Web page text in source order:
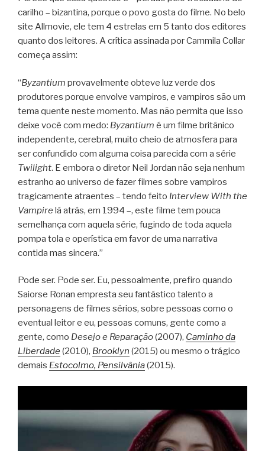
carilho – bizantina, porque o povo gosta do filme. No belo
site Allmovie, ele tem 4 estrelas em 5 tanto dos editores
quanto dos leitores. A crítica assinada por Cammila Collar
começa assim:
“Byzantium provavelmente obteve luz verde dos
produtores porque envolve vampiros, e vampiros são um
tema quente neste momento. Mas não permita que isso
deixe você com medo: Byzantium é um filme britânico
independente, cerebral, muito cheio de atmosfera para
ser confundido com alguma coisa parecida com a série
Twilight. E embora o diretor Neil Jordan não seja nenhum
estranho ao universo de fazer filmes sobre vampiros
tragicamente atraentes – tendo feito Interview With the
Vampire lá atrás, em 1994 –, este filme tem pouca
semelhança com aquela série, fugindo de toda aquela
pompa tola e operística em favor de uma narrativa
contida mas sincera.”
Pode ser. Pode ser. Eu, pessoalmente, prefiro quando
Saiorse Ronan empresta seu fantástico talento a
personagens de filmes sérios, sobre pessoas como o
eventual leitor e eu, pessoas comuns, gente como a
gente, como Desejo e Reparação(2007), Caminho da
Liberdade(2010), Brooklyn (2015) ou mesmo o trágico
demais Estocolmo, Pensilvânia(2015).